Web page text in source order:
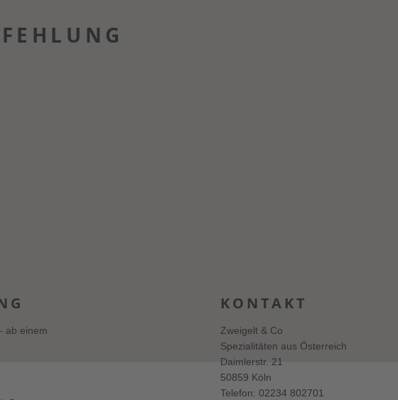
ab einem
KONTAKT
Zweigelt & Co
Spezialitäten aus Österreich
Daimlerstr. 21
50859 Köln
Telefon: 02234 802701